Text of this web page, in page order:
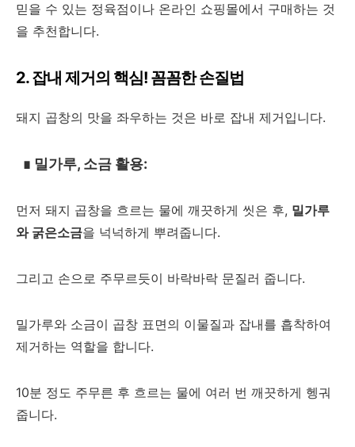
믿을 수 있는 정육점이나 온라인 쇼핑몰에서 구매하는 것
을 추천합니다.
2. 잡내 제거의 핵심! 꼼꼼한 손질법
돼지 곱창의 맛을 좌우하는 것은 바로 잡내 제거입니다.
∎ 밀가루, 소금 활용:
먼저 돼지 곱창을 흐르는 물에 깨끗하게 씻은 후, 밀가루
와 굵은소금을 넉넉하게 뿌려줍니다.
그리고 손으로 주무르듯이 바락바락 문질러 줍니다.
밀가루와 소금이 곱창 표면의 이물질과 잡내를 흡착하여
제거하는 역할을 합니다.
10분 정도 주무른 후 흐르는 물에 여러 번 깨끗하게 헹궈
줍니다.